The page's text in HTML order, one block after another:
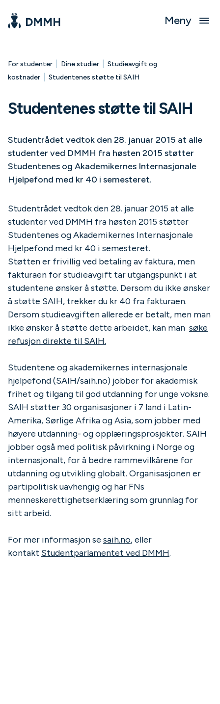
Meny
For studenter | Dine studier | Studieavgift og
kostnader | Studentenes støtte til SAIH
Studentenes støtte til SAIH
Studentrådet vedtok den 28. januar 2015 at alle
studenter ved DMMH fra høsten 2015 støtter
Studentenes og Akademikernes Internasjonale
Hjelpefond med kr 40 i semesteret.
Studentrådet vedtok den 28. januar 2015 at alle
studenter ved DMMH fra høsten 2015 støtter
Studentenes og Akademikernes Internasjonale
Hjelpefond med kr 40 i semesteret.
Støtten er frivillig ved betaling av faktura, men
fakturaen for studieavgift tar utgangspunkt i at
studentene ønsker å støtte. Dersom du ikke ønsker
å støtte SAIH, trekker du kr 40 fra fakturaen.
Dersom studieavgiften allerede er betalt, men man
ikke ønsker å støtte dette arbeidet, kan man søke
refusjon direkte til SAIH.
Studentene og akademikernes internasjonale
hjelpefond (SAIH/saih.no) jobber for akademisk
frihet og tilgang til god utdanning for unge voksne.
SAIH støtter 30 organisasjoner i 7 land i Latin-
Amerika, Sørlige Afrika og Asia, som jobber med
høyere utdanning- og opplæringsprosjekter. SAIH
jobber også med politisk påvirkning i Norge og
internasjonalt, for å bedre rammevilkårene for
utdanning og utvikling globalt. Organisasjonen er
partipolitisk uavhengig og har FNs
menneskerettighetserklæring som grunnlag for
sitt arbeid.
For mer informasjon se saih.no, eller
kontakt Studentparlamentet ved DMMH.